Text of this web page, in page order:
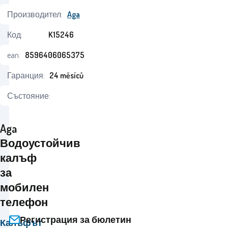
Aga
Водоустойчив
калъф
за
мобилен
телефон
Калъфът
Производител: Aga
Код:
K15246
ean: 8596406065375
Гаранция: 24 měsíců
Състояние:
Регистрация за бюлетин